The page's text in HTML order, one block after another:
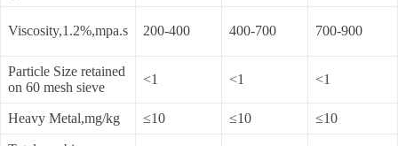
Viscosity,1.2%,mpa.s 200-400 400-700 700-900
Particle Size retained
on 60 mesh sieve
<1 <1 <1
Heavy Metal,mg/kg ≤10 ≤10 ≤10